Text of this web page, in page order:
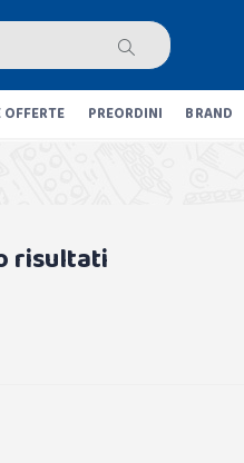
PREORDINI BRAND
risultati